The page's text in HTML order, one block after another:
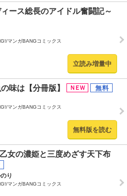
ース総長のアイドル奮闘記～
マンガBANGコミックス
立読み増量中
味は【分冊版】
マンガBANGコミックス
無料版を読む
女の濃姫と三度めざす天下布
り
マンガBANGコミックス